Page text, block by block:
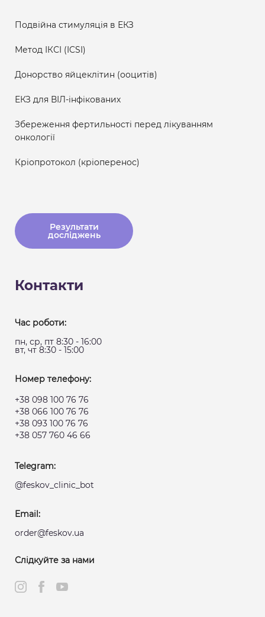
Подвійна стимуляція в ЕКЗ
Метод ІКСІ (ICSI)
Донорство яйцеклітин (ооцитів)
ЕКЗ для ВІЛ-інфікованих
Збереження фертильності перед лікуванням
онкології
Кріопротокол (кріоперенос)
Результати
досліджень
Контакти
Час роботи:
пн, ср, пт 8:30 - 16:00
вт, чт 8:30 - 15:00
Номер телефону:
+38 098 100 76 76
+38 066 100 76 76
+38 093 100 76 76
+38 057 760 46 66
Telegram:
@feskov_clinic_bot
Email:
order@feskov.ua
Слідкуйте за нами